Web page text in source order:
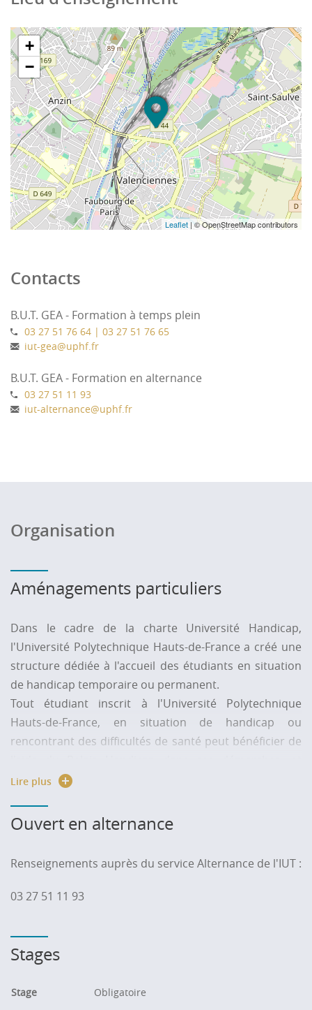
+
−
Leaflet| © OpenStreetMap contributors
Contacts
B.U.T. GEA - Formation à temps plein
03 27 51 76 64 | 03 27 51 76 65
iut-gea@uphf.fr
B.U.T. GEA - Formation en alternance
03 27 51 11 93
iut-alternance@uphf.fr
Organisation
Aménagements particuliers
Dans le cadre de la charte Université Handicap,
l'Université Polytechnique Hauts-de-France a créé une
structure dédiée à l'accueil des étudiants en situation
de handicap temporaire ou permanent.
Tout étudiant inscrit à l'Université Polytechnique
Hauts-de-France, en situation de handicap ou
rencontrant des difficultés de santé peut bénéficier de
notamment dans la déclaration de son handicap s'il le
nature du handicap et sa durée. Cette structure assure
Lire plus
Ouvert en alternance
Renseignements auprès du service Alternance de l'IUT :
03 27 51 11 93
Stages
Stage
Obligatoire